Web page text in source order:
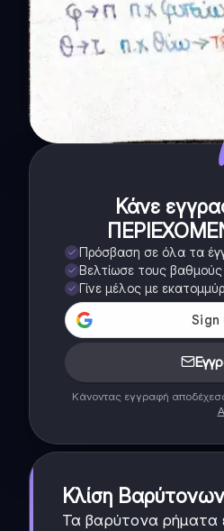
Κάνε
Πρόσβαση σε όλα τα
Βελτίωσε τους
Γίνε μέλος με
Κάνοντας εγγραφή
Κλίση
Τα βαρύτονα ρήματα